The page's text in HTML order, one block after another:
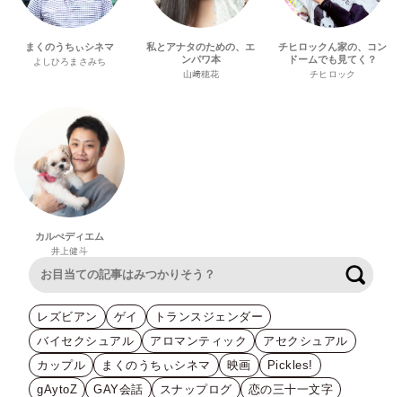
まくのうちぃシネマ
よしひろまさみち
私とアナタのための、エ
ンパワ本
山﨑穂花
チヒロックん家の、コン
ドームでも見てく？
チヒロック
カルぺディエム
井上健斗
レズビアン ゲイ
トランスジェンダー
バイセクシュアル
アロマンティック
アセクシュアル
カップル
まくのうちぃシネマ 映画
Pickles!
gAytoZ
GAY会話 スナップログ
恋の三十一文字